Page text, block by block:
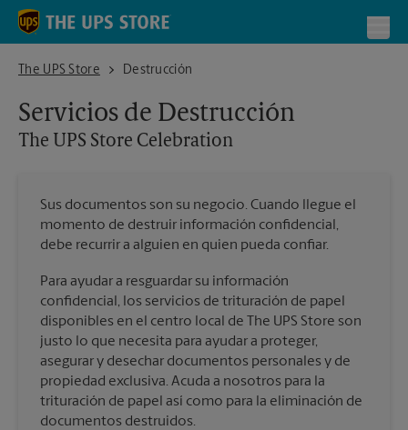
Skip to content
Return to Nav
The UPS Store
The UPS Store Celebration
Destrucción
Servicios de Destrucción
The UPS Store Celebration
Sus documentos son su negocio. Cuando llegue el
momento de destruir información confidencial,
debe recurrir a alguien en quien pueda confiar.
Para ayudar a resguardar su información
confidencial, los servicios de trituración de papel
disponibles en el centro local de The UPS Store son
justo lo que necesita para ayudar a proteger,
asegurar y desechar documentos personales y de
propiedad exclusiva. Acuda a nosotros para la
trituración de papel así como para la eliminación de
documentos destruidos.